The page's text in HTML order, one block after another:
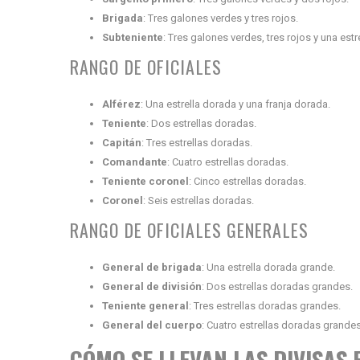
Brigada: Tres galones verdes y tres rojos.
Subteniente: Tres galones verdes, tres rojos y una
RANGO DE OFICIALES
Alférez: Una estrella dorada y una franja dorada.
Teniente: Dos estrellas doradas.
Capitán: Tres estrellas doradas.
Comandante: Cuatro estrellas doradas.
Teniente coronel : Cinco estrellas doradas.
Coronel : Seis estrellas doradas.
RANGO DE OFICIALES GENERALES
General de brigada: Una estrella dorada grande.
General de división: Dos estrellas doradas grandes.
Teniente general : Tres estrellas doradas grandes.
General del cuerpo: Cuatro estrellas doradas